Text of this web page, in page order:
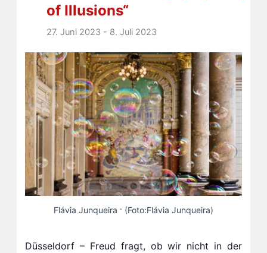
of Illusions“
27. Juni 2023 - 8. Juli 2023
Flávia Junqueira · (Foto:Flávia Junqueira)
Düsseldorf – Freud fragt, ob wir nicht in der